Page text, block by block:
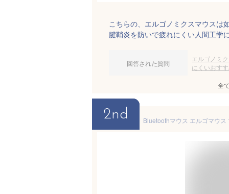
こちらの、エルゴノミクスマウスは
腱鞘炎を防いで疲れにくい人間工学
回答された質問
エルゴノミ
にくいおす
全
2nd